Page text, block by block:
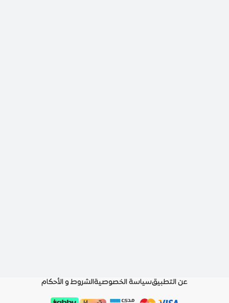
عن التطبيقسياسة الخصوصيةالشروط و الأحكام